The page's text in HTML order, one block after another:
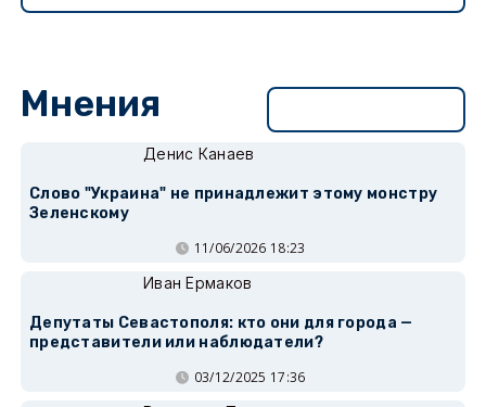
Мнения
Денис Канаев
Слово "Украина" не принадлежит этому монстру
Зеленскому
11/06/2026 18:23
Иван Ермаков
Депутаты Севастополя: кто они для города —
представители или наблюдатели?
03/12/2025 17:36